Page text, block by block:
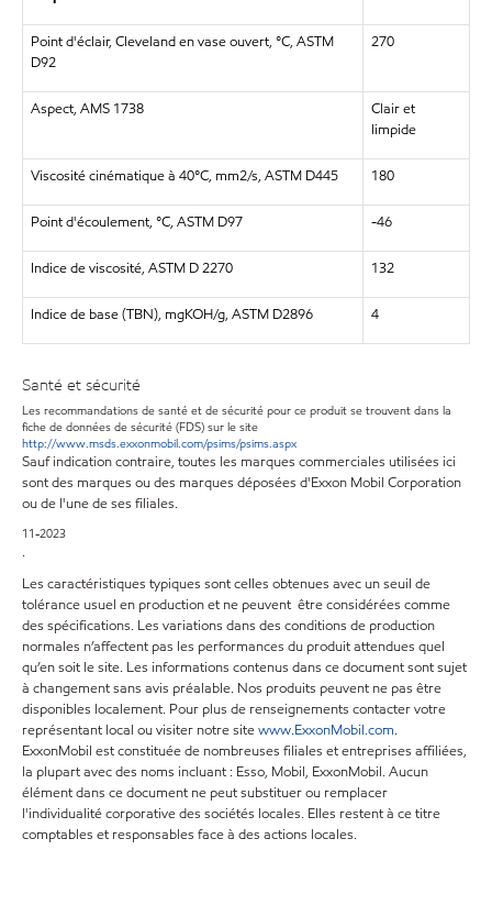
Point d'éclair, Cleveland en vase ouvert, °C, ASTM
D92
270
Aspect, AMS 1738
Clair et
limpide
Viscosité cinématique à 40°C, mm2/s, ASTM D445 180
Point d'écoulement, °C, ASTM D97 -46
Indice de viscosité, ASTM D 2270 132
Indice de base (TBN), mgKOH/g, ASTM D2896 4
Santé et sécurité
Les recommandations de santé et de sécurité pour ce produit se trouvent dans la
fiche de données de sécurité (FDS) sur le site
http://www.msds.exxonmobil.com/psims/psims.aspx
Sauf indication contraire, toutes les marques commerciales utilisées ici
sont des marques ou des marques déposées d'Exxon Mobil Corporation
ou de l'une de ses filiales.
11-2023
.
Les caractéristiques typiques sont celles obtenues avec un seuil de
tolérance usuel en production et ne peuvent être considérées comme
des spécifications. Les variations dans des conditions de production
normales n’affectent pas les performances du produit attendues quel
qu’en soit le site. Les informations contenus dans ce document sont sujet
à changement sans avis préalable. Nos produits peuvent ne pas être
disponibles localement. Pour plus de renseignements contacter votre
représentant local ou visiter notre sitewww.ExxonMobil.com.
ExxonMobil est constituée de nombreuses filiales et entreprises affiliées,
la plupart avec des noms incluant : Esso, Mobil, ExxonMobil. Aucun
élément dans ce document ne peut substituer ou remplacer
l'individualité corporative des sociétés locales. Elles restent à ce titre
comptables et responsables face à des actions locales.